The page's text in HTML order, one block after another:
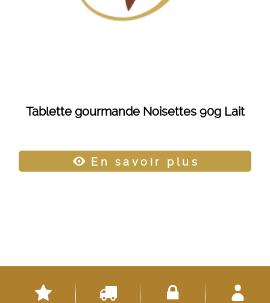
Tablette gourmande Noisettes 90g Lait
En savoir plus